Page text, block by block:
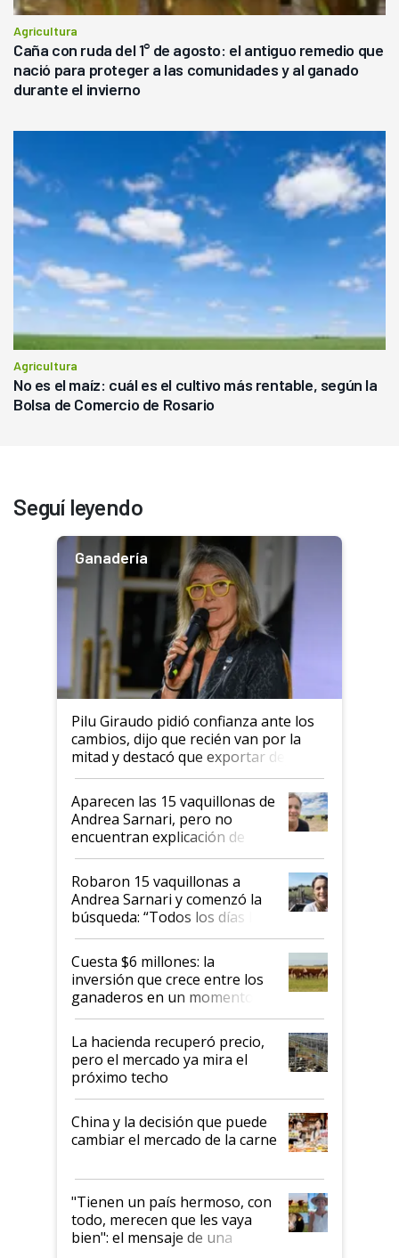
Agricultura
Caña con ruda del 1° de agosto: el antiguo remedio que
nació para proteger a las comunidades y al ganado
durante el invierno
Agricultura
No es el maíz: cuál es el cultivo más rentable, según la
Bolsa de Comercio de Rosario
Seguí leyendo
Ganadería
Pilu Giraudo pidió confianza ante los
cambios, dijo que recién van por la
mitad y destacó que exportar dejó de
ser "para unos pocos": "Tenemos un
mandato muy claro del gobierno
nacional"
Aparecen las 15 vaquillonas de
Andrea Sarnari, pero no
encuentran explicación de
cómo llegaron allí
Robaron 15 vaquillonas a
Andrea Sarnari y comenzó la
búsqueda: “Todos los días le
toca a algún productor”
Cuesta $6 millones: la
inversión que crece entre los
ganaderos en un momento
histórico para la actividad
La hacienda recuperó precio,
pero el mercado ya mira el
próximo techo
China y la decisión que puede
cambiar el mercado de la carne
"Tienen un país hermoso, con
todo, merecen que les vaya
bien": el mensaje de una